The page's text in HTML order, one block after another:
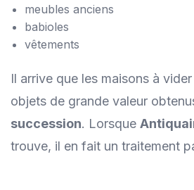
meubles anciens
babioles
vêtements
Il arrive que les maisons à
objets de grande valeur
succession. Lorsque
trouve, il en fait un traitement